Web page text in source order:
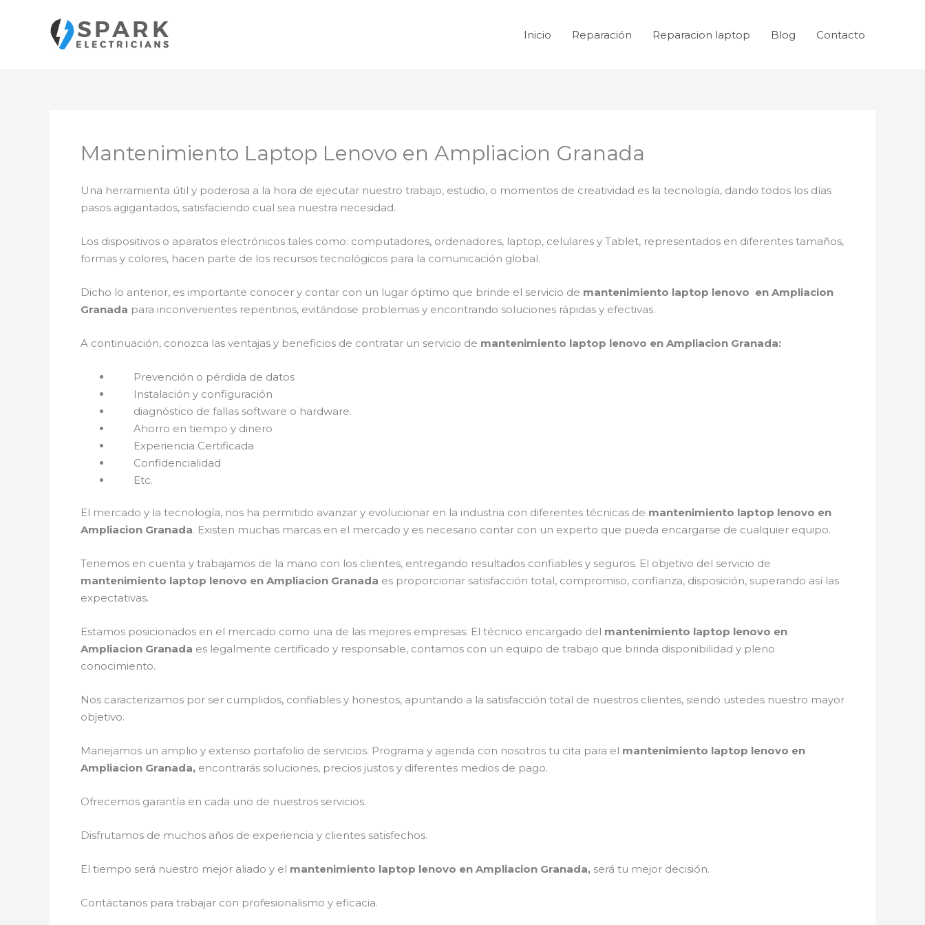
contenido
Inicio Reparación Reparacion laptop Blog Contacto
Mantenimiento Laptop Lenovo en Ampliacion Granada
Una herramienta útil y poderosa a la hora de ejecutar nuestro trabajo, estudio, o momentos de creatividad es la tecnología, dando todos los días
pasos agigantados, satisfaciendo cual sea nuestra necesidad.
Los dispositivos o aparatos electrónicos tales como: computadores, ordenadores, laptop, celulares y Tablet, representados en diferentes tamaños,
formas y colores, hacen parte de los recursos tecnológicos para la comunicación global.
Dicho lo anterior, es importante conocer y contar con un lugar óptimo que brinde el servicio de mantenimiento laptop lenovo en Ampliacion
Granada para inconvenientes repentinos, evitándose problemas y encontrando soluciones rápidas y efectivas.
A continuación, conozca las ventajas y beneficios de contratar un servicio de mantenimiento laptop lenovo en Ampliacion Granada:
Prevención o pérdida de datos
Instalación y configuración
diagnóstico de fallas software o hardware.
Ahorro en tiempo y dinero
Experiencia Certificada
Confidencialidad
Etc.
El mercado y la tecnología, nos ha permitido avanzar y evolucionar en la industria con diferentes técnicas de mantenimiento laptop lenovo en
Ampliacion Granada. Existen muchas marcas en el mercado y es necesario contar con un experto que pueda encargarse de cualquier equipo.
Tenemos en cuenta y trabajamos de la mano con los clientes, entregando resultados confiables y seguros. El objetivo del servicio de
mantenimiento laptop lenovo en Ampliacion Granada es proporcionar satisfacción total, compromiso, confianza, disposición, superando así las
expectativas.
Estamos posicionados en el mercado como una de las mejores empresas. El técnico encargado del mantenimiento laptop lenovo en
Ampliacion Granada es legalmente certificado y responsable, contamos con un equipo de trabajo que brinda disponibilidad y pleno
conocimiento.
Nos caracterizamos por ser cumplidos, confiables y honestos, apuntando a la satisfacción total de nuestros clientes, siendo ustedes nuestro mayor
objetivo.
Manejamos un amplio y extenso portafolio de servicios. Programa y agenda con nosotros tu cita para el mantenimiento laptop lenovo en
Ampliacion Granada, encontrarás soluciones, precios justos y diferentes medios de pago.
Ofrecemos garantía en cada uno de nuestros servicios.
Disfrutamos de muchos años de experiencia y clientes satisfechos.
El tiempo será nuestro mejor aliado y el mantenimiento laptop lenovo en Ampliacion Granada, será tu mejor decisión.
Contáctanos para trabajar con profesionalismo y eficacia.